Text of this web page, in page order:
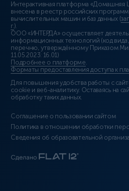
Интерактивная платформа «Домашняя
внесена в реестр российских
вычислительных машин и баз данных (
г. ).
ООО «ИНТЕРДА» осуществляет
информационных технологий (код вида
перечню, утверждённому Приказом
11.05.2023: 16.01)
Подробнее о платформе
Форматы предоставления доступа к
Для повышения удобства работы с
cookie и веб-аналитику. Оставаясь на
обработку таких данных.
Соглашение о пользовании сайтом
Политика в отношении обработки
Сведения об образовательной